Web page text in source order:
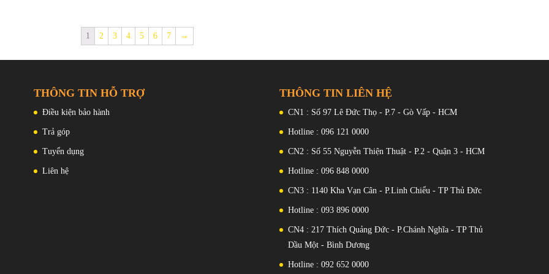
năng và chất lượng.
năng : cấu trúc bảo vệ lỗi
Trọng lượng: 61g
Hiển thị giờ, phút, giây, ngày, tháng
đo: Thời gian đã trôi qua, ngắt giờ,
thời gian về đích thứ nhất – thứ hai
Đồng hồ đếm ngược Đơn vị đo: 1
giây Khoảng đếm ngược: 24 giờ
Khoảng cài đặt thời gian bắt đầu
đếm ngược: 1 phút đến 24 giờ
1 giờ)
5 chế độ báo thức hàng ngày (với 1
chế độ báo lặp)
Tín hiệu thời gian hàng giờ
Lịch hoàn toàn tự động (đến năm
1 2 3 4 5 6 7 →
THÔNG TIN HỖ TRỢ
Điều kiện bảo hành
Trả góp
Tuyển dụng
Liên hệ
THÔNG TIN LIÊN HỆ
CN1 : Số 97 Lê Đức Thọ - P.7 - Gò Vấp - HCM
Hotline : 096 121 0000
CN2 : Số 55 Nguyễn Thiện Thuật - P.2 - Quận 3 - HCM
Hotline : 096 848 0000
CN3 : 1140 Kha Vạn Cân - P.Linh Chiểu - TP Thủ Đức
Hotline : 093 896 0000
CN4 : 217 Thích Quảng Đức - P.Chánh Nghĩa - TP Thủ
Dầu Một - Bình Dương
Hotline : 092 652 0000